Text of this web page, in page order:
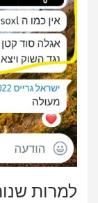
למרות